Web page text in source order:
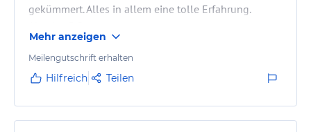
gekümmert. Alles in allem eine tolle Erfahrung.
Mehr anzeigen
Meilengutschrift erhalten
Hilfreich Teilen